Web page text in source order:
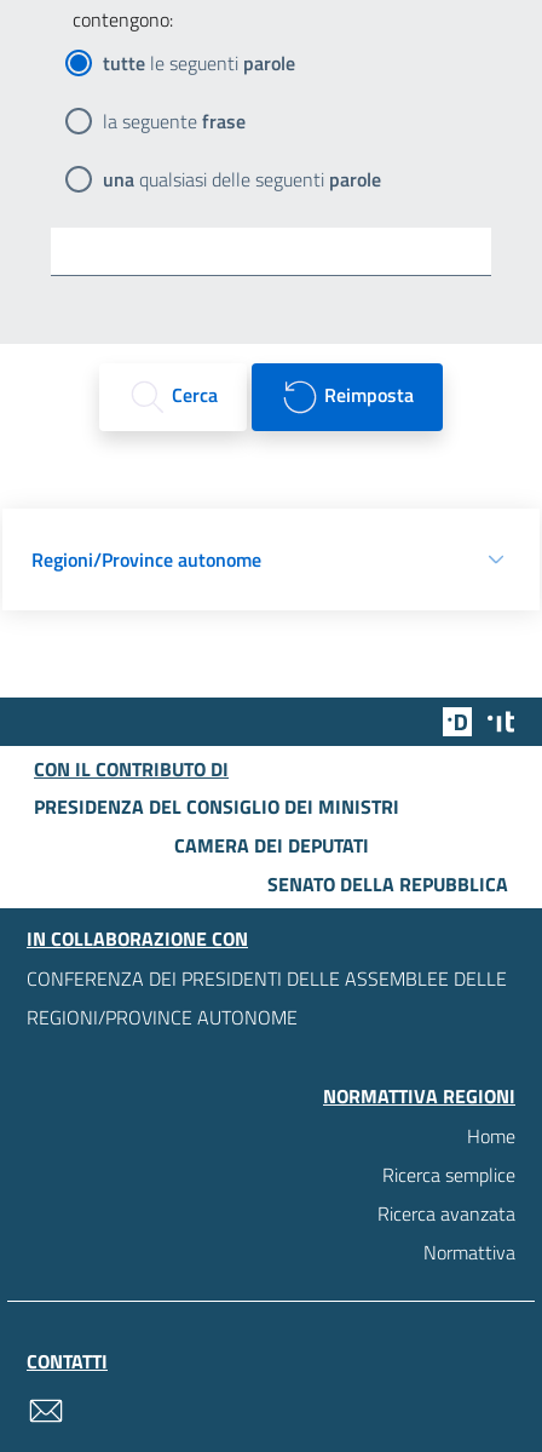
contengono:
tutte le seguenti parole
la seguentefrase
unaqualsiasi delle seguenti parole
Cerca Reimposta
Regioni/Province autonome
Team
CON IL CONTRIBUTO DI
PRESIDENZA DEL CONSIGLIO DEI MINISTRI
CAMERA DEI DEPUTATI
SENATO DELLA REPUBBLICA
IN COLLABORAZIONE CON
CONFERENZA DEI PRESIDENTI DELLE ASSEMBLEE DELLE
REGIONI/PROVINCE AUTONOME
NORMATTIVA REGIONI
Home
Ricerca semplice
Ricerca avanzata
Normattiva
CONTATTI